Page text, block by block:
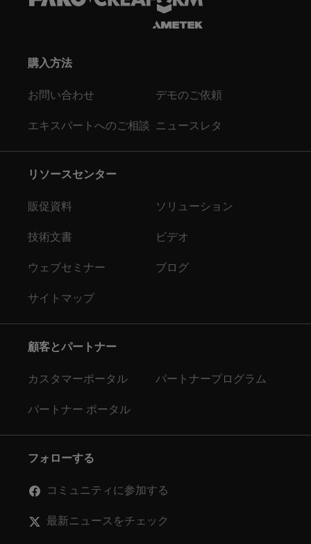
購入方法
お問い合わせ デモのご依頼
エキスパートへのご相談 ニュースレタ
リソースセンター
販促資料 ソリューション
技術文書 ビデオ
ウェブセミナー ブログ
サイトマップ
顧客とパートナー
カスタマーポータル パートナープログラム
パートナー ポータル
フォローする
コミュニティに参加する
最新ニュースをチェック